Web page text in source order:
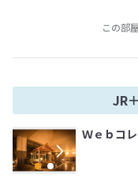
この部
JR
Ｗｅｂコ